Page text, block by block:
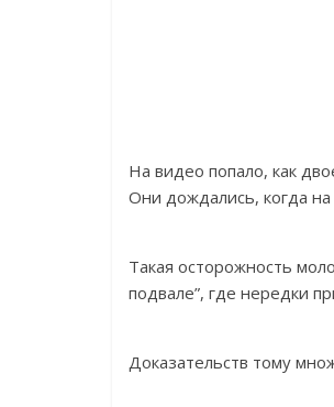
На видео попало, как
Они дождались, когда
Такая осторожность
подвале”, где нередки
Доказательств тому